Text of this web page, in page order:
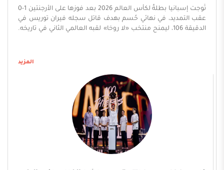
تُوجت إسبانيا بطلةً لكأس العالم 2026 بعد فوزها على الأرجنتين 1-0
عقب التمديد، في نهائي حُسم بهدف قاتل سجله فيران توريس في
الدقيقة 106، ليمنح منتخب «لا روخا» لقبه العالمي الثاني في تاريخه.
منطقة الجزاء، لتصل إلى فيران توريس الذي أطلق تسديدة قوية
التتويج. وسيطر المنتخب الإسباني على معظم فترات الوقت
عجز المنتخب الأرجنتيني عن إدراك التعادل، ...
المزيد